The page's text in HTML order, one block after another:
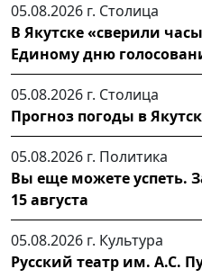
05.08.2026 г. Столица
В Якутске «сверили
Единому дню
05.08.2026 г. Столица
Прогноз погоды в
05.08.2026 г. Политика
Вы еще можете успеть.
15 августа
05.08.2026 г. Культура
Русский театр им. А.С.